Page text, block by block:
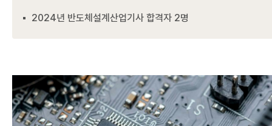
2024년 반도체설계산업기사 합격자 2명